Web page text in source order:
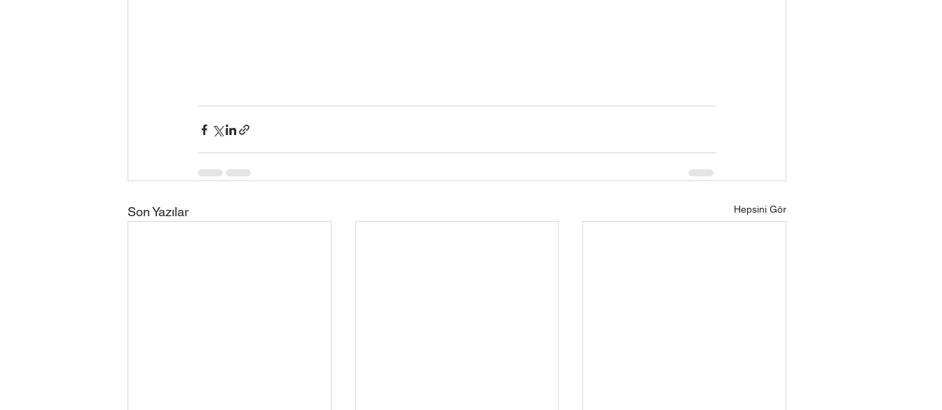
Son Yazılar Hepsini Gör